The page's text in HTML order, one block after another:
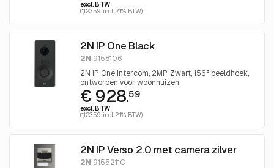
excl. BTW
(1,123.59 incl. 21% BTW)
2N IP One Black
2N 9158106
2N IP One intercom, 2MP, Zwart, 156° beeldhoek,
ontworpen voor woonhuizen
€ 928.59
excl. BTW
(1,123.59 incl. 21% BTW)
2N IP Verso 2.0 met camera zilver
2N 9155211C